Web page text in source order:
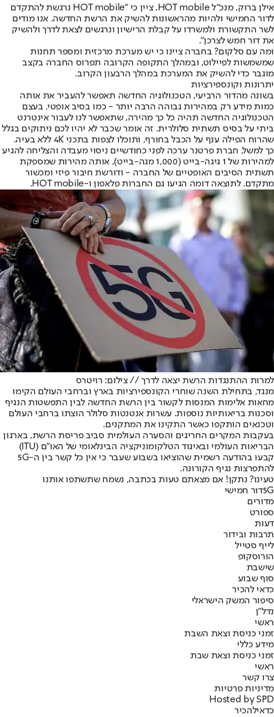
אילן ברוק, מנכ"ל HOT mobile, ציין כי "HOT mobile נרגשת להתקדם
לדור החמישי ולהיות מהראשונות להשיק את הרשת החדשה. אנו מודים
לשר התקשורת ולמשרדו על קבלת הרישיון ונרגשים לצאת לדרך ולהשיק
את דור חמש לצרכן״.
ומה עם סלקום? בחברה ציינו כי יש מערכת מרכזית ומספר תחנות
שמשמשות לפיילוט, ובמהלך התקופה הקרובה תפרוס החברה בקצב
מוגבר כדי להשיק את המערכת במהלך הרבעון הקרוב.
יתרונות וקונספירציות
בשונה מהדור הרביעי, הטכנולוגיה החדשה תאפשר להעביר את אותה
כמות מידע רק במהירות גבוהה הרבה יותר - כמו בסיב אופטי. בעצם
הטכנולוגיה החדשה תהיה כל כך מהירה, שתאפשר לנו לעבור אינטרנט
ביתי על בסיס תשתית סלולרית. זה אומר שכבר לא יהיו לכם ניתוקים בגלל
שהרוח הפילה ענף על הכבל בחורף, ותוכלו לצפות בתכני 4K ללא בעיה.
כך למשל, חברת פרטנר ערכה לפני כחודשיים ניסוי מעבדה והצליחה להגיע
למהירות של 1 גיגה-בייט (1,000 מגה-בייט), אותה מהירות שמספקת
תשתית הסיבים האופטיים של החברה - ודורשת חיבור פיזי ומכשור
מתקדם. לתוצאה דומה הגיעו גם החברות פלאפון ו-HOT mobile.
למרות ההתנגדות הרשת יצאה לדרך // צילום: רויטרס
מנגד, בתחילת השנה שוחרי הקונספירציות בארץ וברחבי העולם הקימו
מחאות אלימות המנסות לקשור בין הרשת החדשה לבין התפשטות הנגיף
וסכנות בריאותיות נוספות. עשרות אנטנטות סלולר הוצתו ברחבי העולם
וטכנאים הותקפו כאשר התקינו את המתקנים.
בעקבות המקרים החריגים והסערה העולמית סביב פריסת הרשת, בארגון
הבריאות העולמי ובאיגוד הטלקומוניקציה הבינלאומי של האו"ם (ITU)
קבעו בהודעה רשמית שהוציאו בשבוע שעבר כי אין כל קשר בין ה-5G
להתפרצות נגיף הקורונה.
טעינו? נתקן! אם מצאתם טעות בכתבה, נשמח שתשתפו אותנו
5Gדור חמישי
מדורים
ספורט
דעות
תרבות ובידור
לייף סטייל
הורוסקופ
שישבת
סוף שבוע
כדאי להכיר
סיפור המשק הישראלי
נדל"ן
ראשי
זמני כניסת וצאת השבת
מידע כללי
זמני כניסת וצאת שבת
ראשי
צרו קשר
מדיניות פרטיות
Hosted by SPD
כדאילהכיר